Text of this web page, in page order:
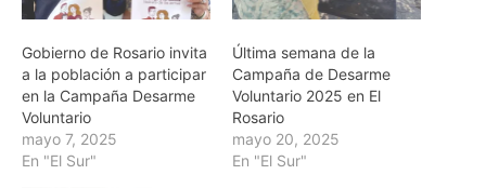
Gobierno de Rosario invita
a la población a participar
en la Campaña Desarme
Voluntario
mayo 7, 2025
En "El Sur"
Última semana de la
Campaña de Desarme
Voluntario 2025 en El
Rosario
mayo 20, 2025
En "El Sur"